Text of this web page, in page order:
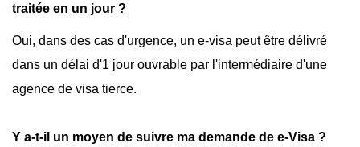
traitée en un jour ?
Oui, dans des cas d'urgence, un e-visa peut être délivré
dans un délai d'1 jour ouvrable par l'intermédiaire d'une
agence de visa tierce.
Y a-t-il un moyen de suivre ma demande de e-Visa ?